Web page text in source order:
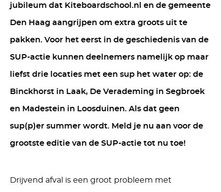
jubileum dat Kiteboardschool.nl en de gemeente
Den Haag aangrijpen om extra groots uit te
pakken. Voor het eerst in de geschiedenis van de
SUP-actie kunnen deelnemers namelijk op maar
liefst drie locaties met een sup het water op: de
Binckhorst in Laak, De Verademing in Segbroek
en Madestein in Loosduinen. Als dat geen
sup(p)er summer wordt. Meld je nu aan voor de
grootste editie van de SUP-actie tot nu toe!
Drijvend afval is een groot probleem met